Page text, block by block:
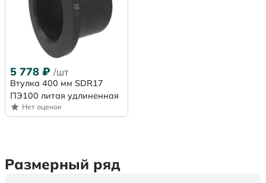
5 778 ₽ /шт
Втулка 400 мм SDR17
ПЭ100 литая удлиненная
Нет оценок
Размерный ряд